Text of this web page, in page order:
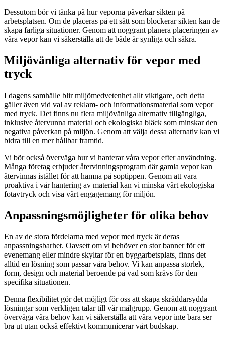
Dessutom bör vi tänka på hur veporna påverkar sikten på
arbetsplatsen. Om de placeras på ett sätt som blockerar sikten kan de
skapa farliga situationer. Genom att noggrant planera placeringen av
våra vepor kan vi säkerställa att de både är synliga och säkra.
Miljövänliga alternativ för vepor med
tryck
I dagens samhälle blir miljömedvetenhet allt viktigare, och detta
gäller även vid val av reklam- och informationsmaterial som vepor
med tryck. Det finns nu flera miljövänliga alternativ tillgängliga,
inklusive återvunna material och ekologiska bläck som minskar den
negativa påverkan på miljön. Genom att välja dessa alternativ kan vi
bidra till en mer hållbar framtid.
Vi bör också överväga hur vi hanterar våra vepor efter användning.
Många företag erbjuder återvinningsprogram där gamla vepor kan
återvinnas istället för att hamna på soptippen. Genom att vara
proaktiva i vår hantering av material kan vi minska vårt ekologiska
fotavtryck och visa vårt engagemang för miljön.
Anpassningsmöjligheter för olika behov
En av de stora fördelarna med vepor med tryck är deras
anpassningsbarhet. Oavsett om vi behöver en stor banner för ett
evenemang eller mindre skyltar för en byggarbetsplats, finns det
alltid en lösning som passar våra behov. Vi kan anpassa storlek,
form, design och material beroende på vad som krävs för den
specifika situationen.
Denna flexibilitet gör det möjligt för oss att skapa skräddarsydda
lösningar som verkligen talar till vår målgrupp. Genom att noggrant
överväga våra behov kan vi säkerställa att våra vepor inte bara ser
bra ut utan också effektivt kommunicerar vårt budskap.